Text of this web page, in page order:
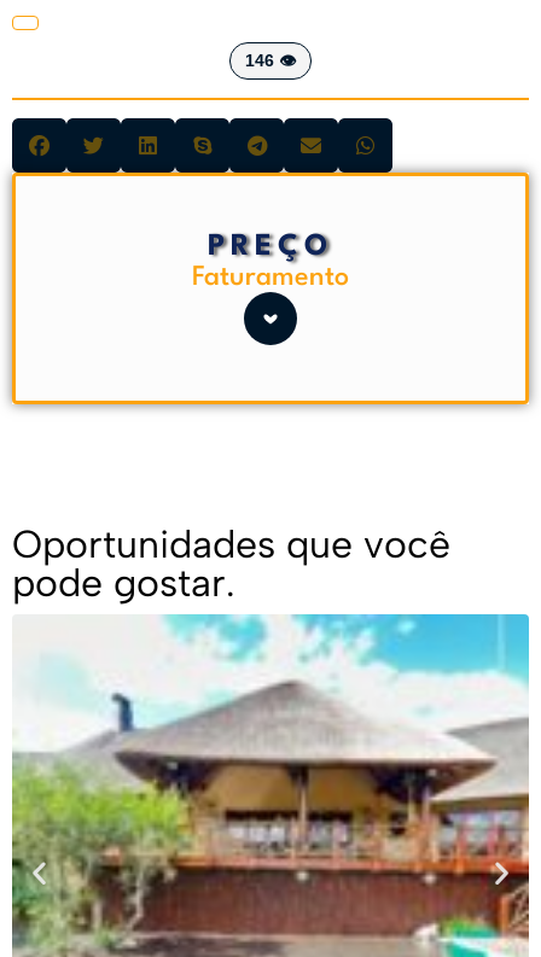
146 👁️
PREÇO
Faturamento
Oportunidades que você
pode gostar.